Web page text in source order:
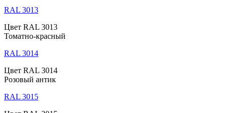
RAL 3013
Цвет RAL 3013
Томатно-красный
RAL 3014
Цвет RAL 3014
Розовый антик
RAL 3015